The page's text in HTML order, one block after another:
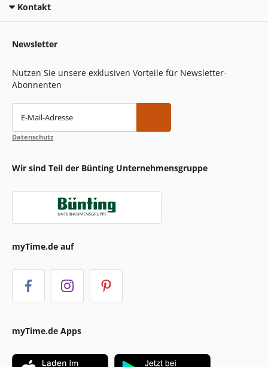
Kontakt
Newsletter
Nutzen Sie unsere exklusiven Vorteile für Newsletter-
Abonnenten
E-Mail-Adresse
Datenschutz
Wir sind Teil der Bünting Unternehmensgruppe
myTime.de auf
myTime.de Apps